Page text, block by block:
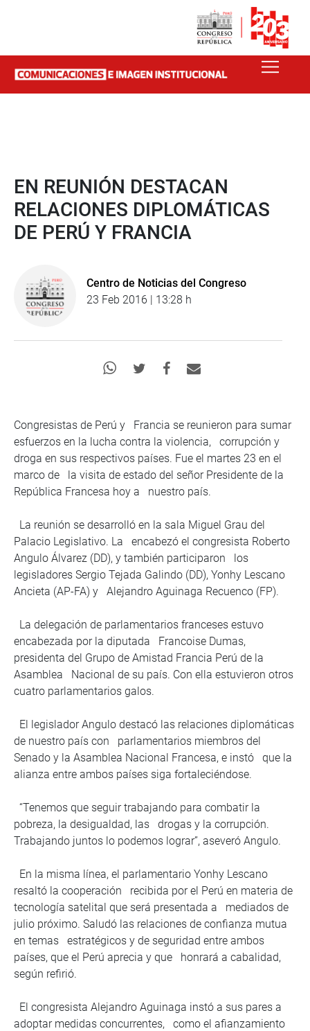
EN REUNIÓN DESTACAN
RELACIONES DIPLOMÁTICAS
DE PERÚ Y FRANCIA
Centro de Noticias del Congreso
23 Feb 2016 | 13:28 h
Congresistas de Perú y Francia se reunieron para sumar
esfuerzos en la lucha contra la violencia, corrupción y
droga en sus respectivos países. Fue el martes 23 en el
marco de la visita de estado del señor Presidente de la
República Francesa hoy a nuestro país.
La reunión se desarrolló en la sala Miguel Grau del
Palacio Legislativo. La encabezó el congresista Roberto
Angulo Álvarez (DD), y también participaron los
legisladores Sergio Tejada Galindo (DD), Yonhy Lescano
Ancieta (AP-FA) y Alejandro Aguinaga Recuenco (FP).
La delegación de parlamentarios franceses estuvo
encabezada por la diputada Francoise Dumas,
presidenta del Grupo de Amistad Francia Perú de la
Asamblea Nacional de su país. Con ella estuvieron otros
cuatro parlamentarios galos.
El legislador Angulo destacó las relaciones diplomáticas
de nuestro país con parlamentarios miembros del
Senado y la Asamblea Nacional Francesa, e instó que la
alianza entre ambos países siga fortaleciéndose.
“Tenemos que seguir trabajando para combatir la
pobreza, la desigualdad, las drogas y la corrupción.
Trabajando juntos lo podemos lograr”, aseveró Angulo.
En la misma línea, el parlamentario Yonhy Lescano
resaltó la cooperación recibida por el Perú en materia de
tecnología satelital que será presentada a mediados de
julio próximo. Saludó las relaciones de confianza mutua
en temas estratégicos y de seguridad entre ambos
países, que el Perú aprecia y que honrará a cabalidad,
según refirió.
El congresista Alejandro Aguinaga instó a sus pares a
adoptar medidas concurrentes, como el afianzamiento